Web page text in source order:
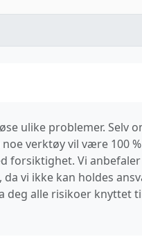
ulike problemer. Selv
verktøy vil være 100
forsiktighet. Vi
vi ikke kan holdes
deg alle risikoer knyttet